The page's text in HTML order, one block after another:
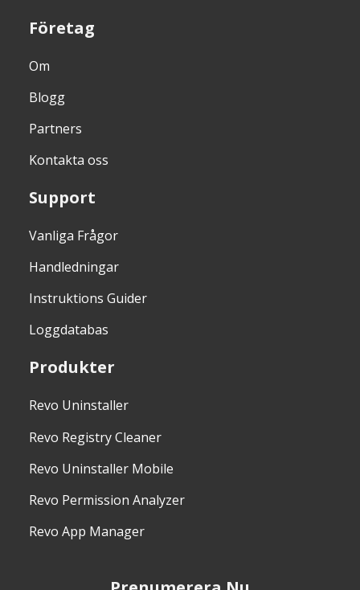
Företag
Om
Blogg
Partners
Kontakta oss
Support
Vanliga Frågor
Handledningar
Instruktions Guider
Loggdatabas
Produkter
Revo Uninstaller
Revo Registry Cleaner
Revo Uninstaller Mobile
Revo Permission Analyzer
Revo App Manager